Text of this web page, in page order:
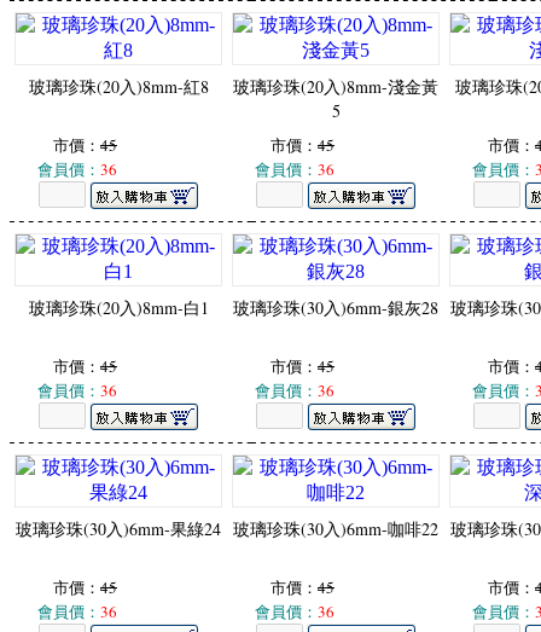
玻璃珍珠(20入)8mm-紅8
市價： 45
會員價： 36
玻璃珍珠(20入)8mm-淺金黃
5
市價： 45
會員價： 36
玻璃珍珠
市價：
會員價：
玻璃珍珠(20入)8mm-白1
市價： 45
會員價： 36
玻璃珍珠(30入)6mm-銀灰28
市價： 45
會員價： 36
玻璃珍珠
市價：
會員價：
玻璃珍珠(30入)6mm-果綠24
市價： 45
會員價： 36
玻璃珍珠(30入)6mm-咖啡22
市價： 45
會員價： 36
玻璃珍珠
市價：
會員價：